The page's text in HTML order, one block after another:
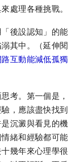
處理各種挑戰。
後設認知」的能
其中。（延伸閱
互動能減低孤獨
考。第一個是，
，應該盡快找到
沉澱與看見的機
緒和經驗都可能
幾年來心理學很